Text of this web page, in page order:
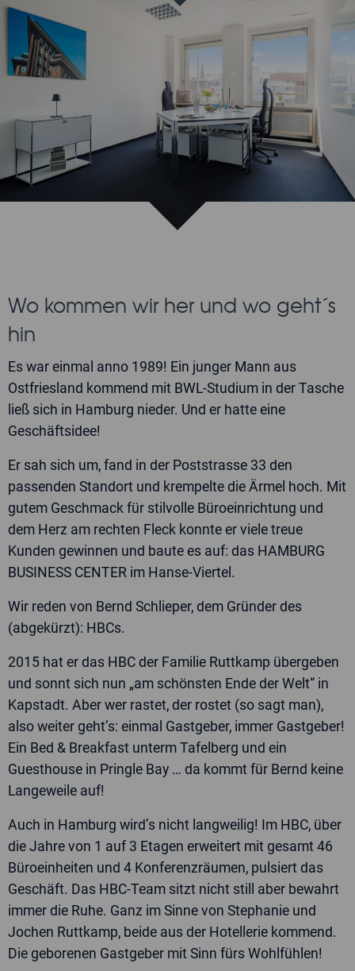
Wo kommen wir her und wo geht´s
hin
Es war einmal anno 1989! Ein junger Mann aus
Ostfriesland kommend mit BWL-Studium in der Tasche
ließ sich in Hamburg nieder. Und er hatte eine
Geschäftsidee!
Er sah sich um, fand in der Poststrasse 33 den
passenden Standort und krempelte die Ärmel hoch. Mit
gutem Geschmack für stilvolle Büroeinrichtung und
dem Herz am rechten Fleck konnte er viele treue
Kunden gewinnen und baute es auf: das HAMBURG
BUSINESS CENTER im Hanse-Viertel.
Wir reden von Bernd Schlieper, dem Gründer des
(abgekürzt): HBCs.
2015 hat er das HBC der Familie Ruttkamp übergeben
und sonnt sich nun „am schönsten Ende der Welt“ in
Kapstadt. Aber wer rastet, der rostet (so sagt man),
also weiter geht’s: einmal Gastgeber, immer Gastgeber!
Ein Bed & Breakfast unterm Tafelberg und ein
Guesthouse in Pringle Bay … da kommt für Bernd keine
Langeweile auf!
Auch in Hamburg wird’s nicht langweilig! Im HBC, über
die Jahre von 1 auf 3 Etagen erweitert mit gesamt 46
Büroeinheiten und 4 Konferenzräumen, pulsiert das
Geschäft. Das HBC-Team sitzt nicht still aber bewahrt
immer die Ruhe. Ganz im Sinne von Stephanie und
Jochen Ruttkamp, beide aus der Hotellerie kommend.
Die geborenen Gastgeber mit Sinn fürs Wohlfühlen!